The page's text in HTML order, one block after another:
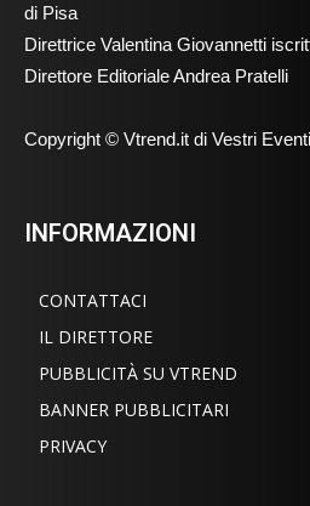
di Pisa
Direttrice Valentina Giovannetti
Direttore Editoriale Andrea Pratelli
Copyright © Vtrend.it di Vestri Eventi
INFORMAZIONI
CONTATTACI
IL DIRETTORE
PUBBLICITÀ SU VTREND
BANNER PUBBLICITARI
PRIVACY